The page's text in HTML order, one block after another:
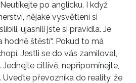
po anglicku. I když
nějaké vysvětlení si
ujasnili jste si pravidla. Je
hodně štěstí“. Pokud to má
Jestli se do vás zamiloval,
citlivě, nepřipomínejte,
Uveďte převozníka do reality, že